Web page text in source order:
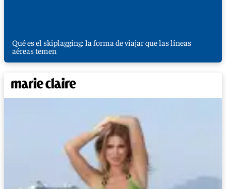
Qué es el skiplagging: la forma de viajar que las líneas
aéreas temen